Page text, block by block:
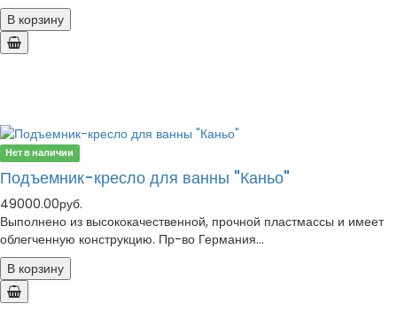
В корзину
Нет в наличии
Подъемник-кресло для ванны "Каньо"
49000.00руб.
Выполнено из высококачественной, прочной пластмассы и имеет
облегченную конструкцию. Пр-во Германия...
В корзину